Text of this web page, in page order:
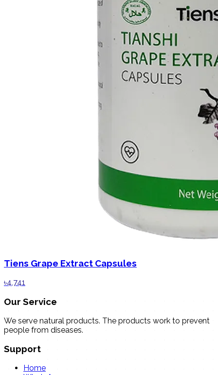
Tiens Grape Extract Capsules
৳4,741
Our Service
We serve natural products. The products work to prevent
people from diseases.
Support
Home